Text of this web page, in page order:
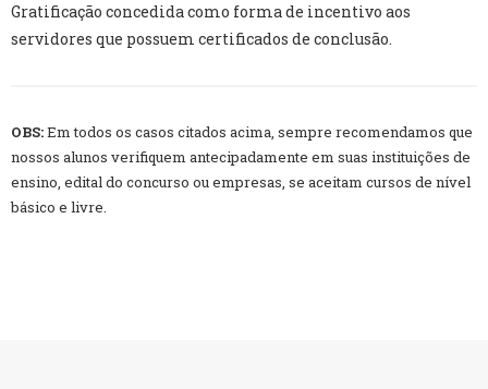
Gratificação concedida como forma de incentivo aos
servidores que possuem certificados de conclusão.
OBS:Em todos os casos citados acima, sempre recomendamos que
nossos alunos verifiquem antecipadamente em suas instituições de
ensino, edital do concurso ou empresas, se aceitam cursos de nível
básico e livre.